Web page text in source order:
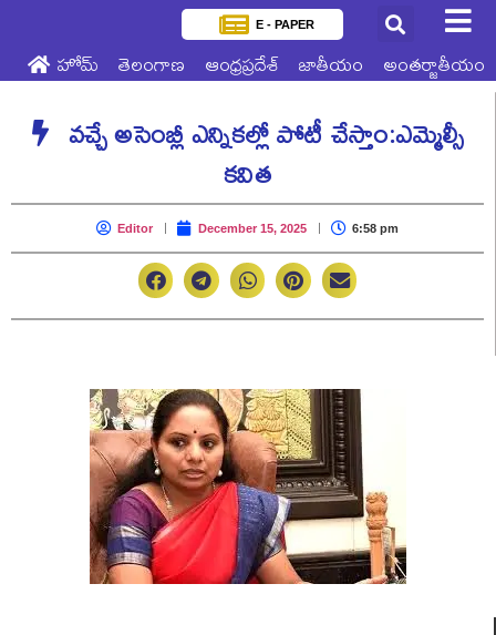
E - PAPER
హోమ్ తెలంగాణ ఆంధ్రప్రదేశ్ జాతీయం అంతర్జాతీయం
వచ్చే అసెంబ్లీ ఎన్నికల్లో పోటీ చేస్తాం:ఎమ్మెల్సీ
కవిత
Editor December 15, 2025 6:58 pm